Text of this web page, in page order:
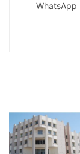
WhatsApp